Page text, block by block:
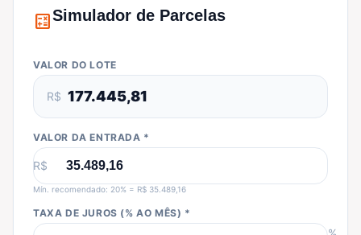
calculateSimulador de Parcelas
VALOR DO LOTE
R$ 177.445,81
VALOR DA ENTRADA *
R$
Mín. recomendado: 20% = R$ 35.489,16
TAXA DE JUROS (% AO MÊS) *